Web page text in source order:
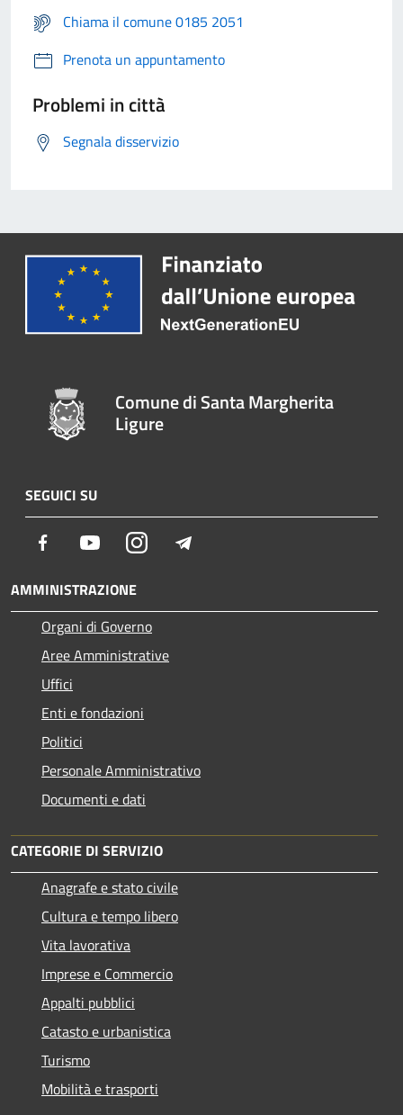
Chiama il comune 0185 2051
Prenota un appuntamento
Problemi in città
Segnala disservizio
Comune di Santa Margherita
Ligure
SEGUICI SU
Facebook YoutubeInstagram
AMMINISTRAZIONE
Organi di Governo
Aree Amministrative
Uffici
Enti e fondazioni
Politici
Personale Amministrativo
Documenti e dati
CATEGORIE DI SERVIZIO
Anagrafe e stato civile
Cultura e tempo libero
Vita lavorativa
Imprese e Commercio
Appalti pubblici
Catasto e urbanistica
Turismo
Mobilità e trasporti